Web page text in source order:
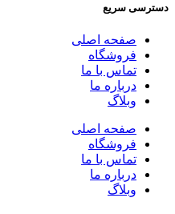
دسترسی سریع
صفحه اصلی
فروشگاه
تماس با ما
درباره ما
وبلاگ
صفحه اصلی
فروشگاه
تماس با ما
درباره ما
وبلاگ